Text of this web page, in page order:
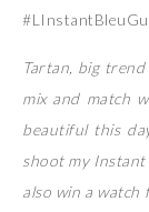
Tartan, big
mix and match
beautiful this
shoot my Instant
also win a watch